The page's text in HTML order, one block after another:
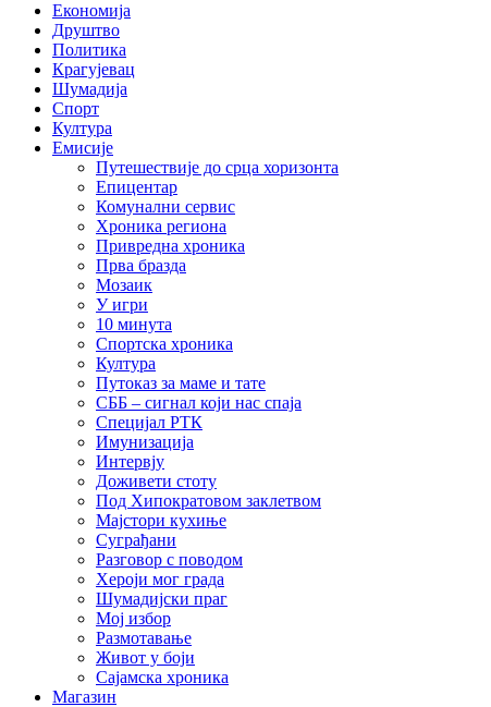
Економија
Друштво
Политика
Крагујевац
Шумадија
Спорт
Култура
Емисије
Путешествије до срца хоризонта
Епицентар
Комунални сервис
Хроника региона
Привредна хроника
Прва бразда
Мозаик
У игри
10 минута
Спортска хроника
Култура
Путоказ за маме и тате
СББ – сигнал који нас спаја
Специјал РТК
Имунизација
Интервју
Доживети стоту
Под Хипократовом заклетвом
Мајстори кухиње
Суграђани
Разговор с поводом
Хероји мог града
Шумадијски праг
Мој избор
Размотавање
Живот у боји
Сајамска хроника
Магазин